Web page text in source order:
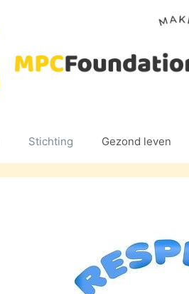
Stichting Gezond leven